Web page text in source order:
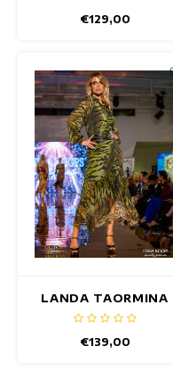
€129,00
LANDA TAORMINA
TOP
€139,00